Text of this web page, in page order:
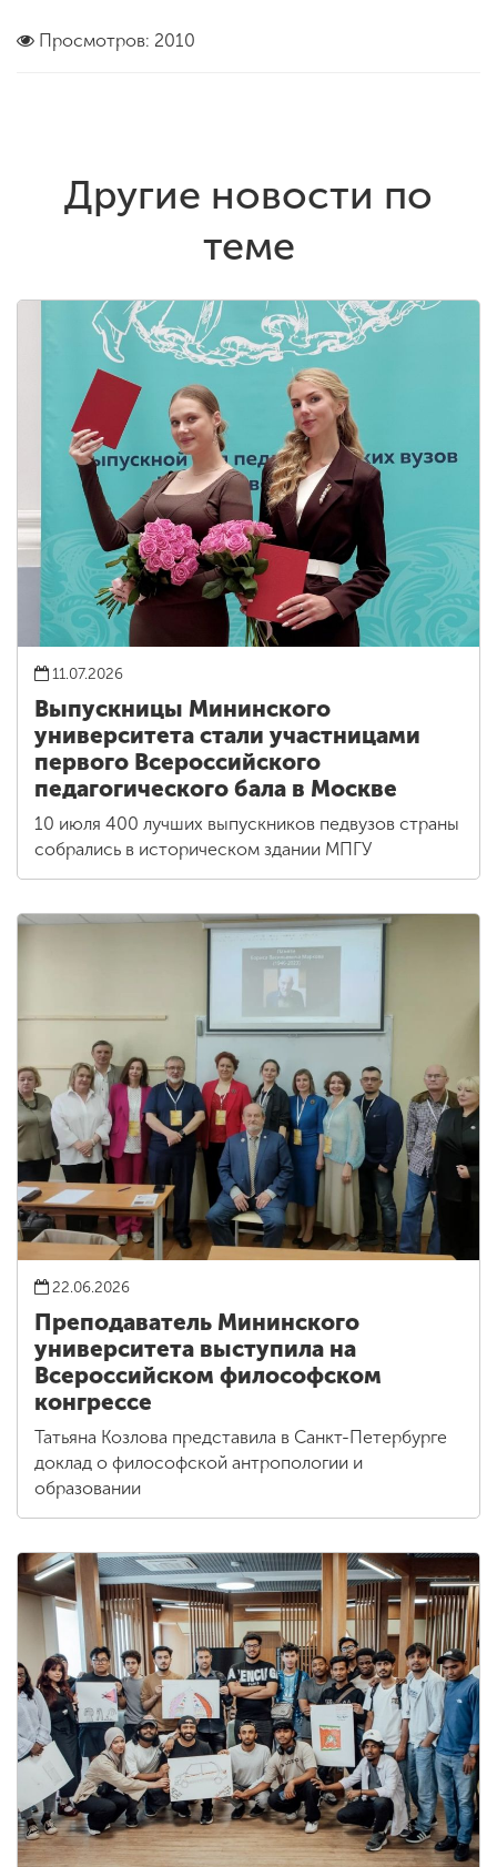
Просмотров: 2010
Другие новости по
теме
11.07.2026
Выпускницы Мининского
университета стали участницами
первого Всероссийского
педагогического бала в Москве
10 июля 400 лучших выпускников педвузов страны
собрались в историческом здании МПГУ
22.06.2026
Преподаватель Мининского
университета выступила на
Всероссийском философском
конгрессе
Татьяна Козлова представила в Санкт-Петербурге
доклад о философской антропологии и
образовании